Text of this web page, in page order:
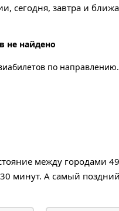
сегодня, завтра и
не найдено
по направлению.
между
минут. А самый